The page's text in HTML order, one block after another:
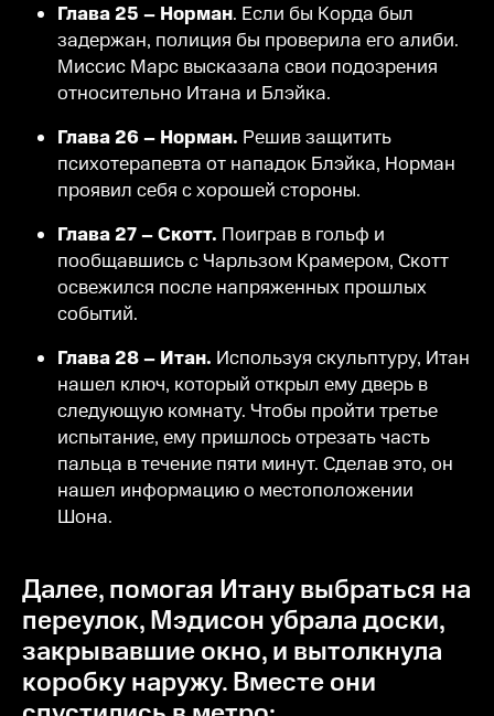
Глава 25 – Норман. Если бы Корда был
задержан, полиция бы проверила его алиби.
Миссис Марс высказала свои подозрения
относительно Итана и Блэйка.
Глава 26 – Норман. Решив защитить
психотерапевта от нападок Блэйка, Норман
проявил себя с хорошей стороны.
Глава 27 – Скотт. Поиграв в гольф и
пообщавшись с Чарльзом Крамером, Скотт
освежился после напряженных прошлых
событий.
Глава 28 – Итан. Используя скульптуру, Итан
нашел ключ, который открыл ему дверь в
следующую комнату. Чтобы пройти третье
испытание, ему пришлось отрезать часть
пальца в течение пяти минут. Сделав это, он
нашел информацию о местоположении
Шона.
Далее, помогая Итану выбраться на
переулок, Мэдисон убрала доски,
закрывавшие окно, и вытолкнула
коробку наружу. Вместе они